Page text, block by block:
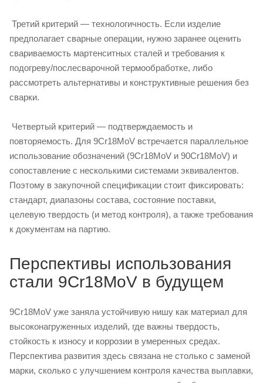
Третий критерий — технологичность. Если изделие
предполагает сварные операции, нужно заранее оценить
свариваемость мартенситных сталей и требования к
подогреву/послесварочной термообработке, либо
рассмотреть альтернативы и конструктивные решения без
сварки.
Четвертый критерий — подтверждаемость и
повторяемость. Для 9Cr18MoV встречается параллельное
использование обозначений (9Cr18MoV и 90Cr18MoV) и
сопоставление с несколькими системами эквивалентов.
Поэтому в закупочной спецификации стоит фиксировать:
стандарт, диапазоны состава, состояние поставки,
целевую твердость (и метод контроля), а также требования
к документам на партию.
Перспективы использования
стали 9Cr18MoV в будущем
9Cr18MoV уже заняла устойчивую нишу как материал для
высоконагруженных изделий, где важны твердость,
стойкость к износу и коррозии в умеренных средах.
Перспектива развития здесь связана не столько с заменой
марки, сколько с улучшением контроля качества выплавки,